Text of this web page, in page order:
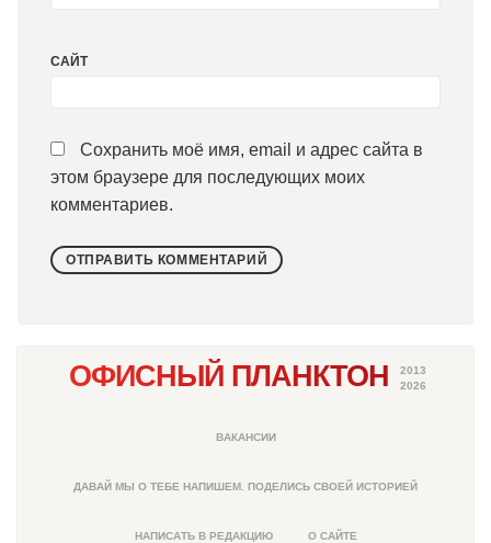
САЙТ
Сохранить моё имя, email и адрес сайта в
этом браузере для последующих моих
комментариев.
ОФИСНЫЙ ПЛАНКТОН
2013
2026
ВАКАНСИИ
ДАВАЙ МЫ О ТЕБЕ НАПИШЕМ. ПОДЕЛИСЬ СВОЕЙ ИСТОРИЕЙ
НАПИСАТЬ В РЕДАКЦИЮ О САЙТЕ